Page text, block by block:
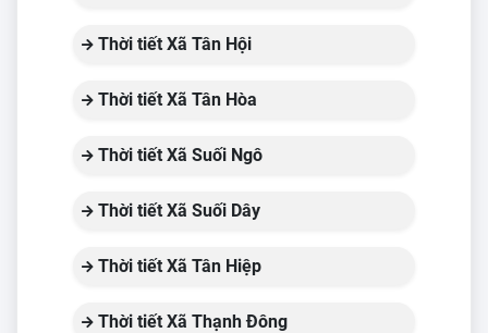
Thời tiết Xã Tân Hội
Thời tiết Xã Tân Hòa
Thời tiết Xã Suối Ngô
Thời tiết Xã Suối Dây
Thời tiết Xã Tân Hiệp
Thời tiết Xã Thạnh Đông